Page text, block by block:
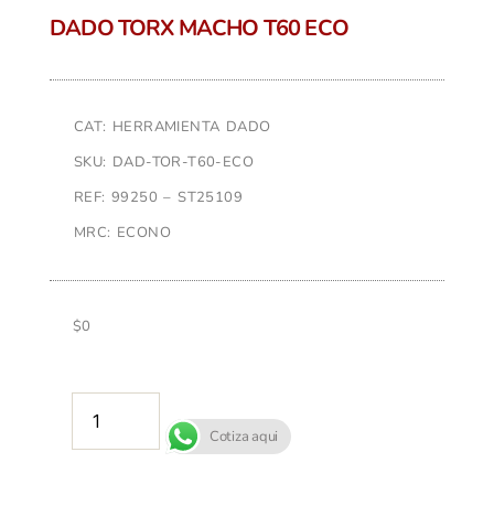
DADO TORX MACHO T60 ECO
CAT: HERRAMIENTA DADO
SKU: DAD-TOR-T60-ECO
REF: 99250 – ST25109
MRC: ECONO
$0
Cotiza aqui